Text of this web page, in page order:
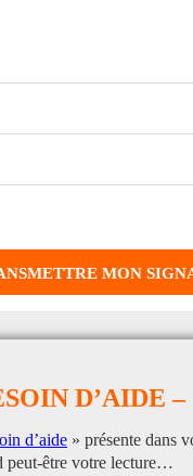
D’AIDE –
d’aide » présente dans
peut-être votre lecture…